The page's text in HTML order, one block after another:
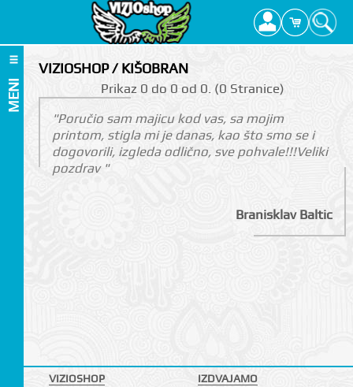
MENI
VIZIOSHOP / KIŠOBRAN
Prikаz 0 do 0 оd 0. (0 Strаnicе)
"Poručio sam majicu kod vas, sa mojim
printom, stigla mi je danas, kao što smo se i
dogovorili, izgleda odlično, sve pohvale!!!Veliki
pozdrav "
Branisklav Baltic
VIZIOSHOP
IZDVAJAMO